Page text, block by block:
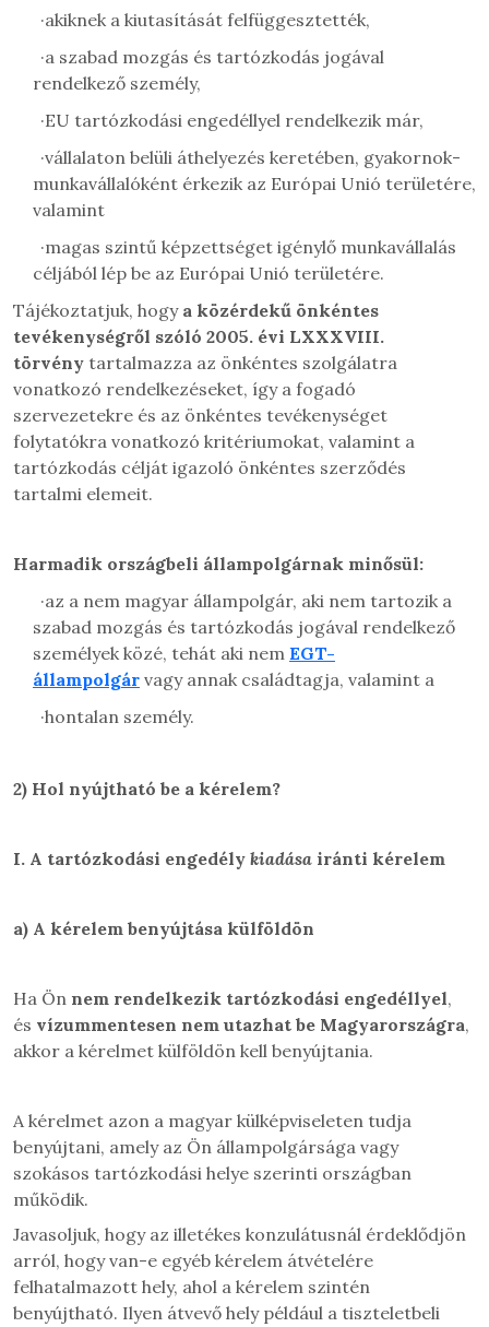
·akiknek a kiutasítását felfüggesztették,
·a szabad mozgás és tartózkodás jogával
rendelkező személy,
·EU tartózkodási engedéllyel rendelkezik már,
·vállalaton belüli áthelyezés keretében, gyakornok-
munkavállalóként érkezik az Európai Unió területére,
valamint
·magas szintű képzettséget igénylő munkavállalás
céljából lép be az Európai Unió területére.
Tájékoztatjuk, hogy a közérdekű önkéntes
tevékenységről szóló 2005. évi LXXXVIII.
törvény tartalmazza az önkéntes szolgálatra
vonatkozó rendelkezéseket, így a fogadó
szervezetekre és az önkéntes tevékenységet
folytatókra vonatkozó kritériumokat, valamint a
tartózkodás célját igazoló önkéntes szerződés
tartalmi elemeit.
Harmadik országbeli állampolgárnak minősül:
·az a nem magyar állampolgár, aki nem tartozik a
szabad mozgás és tartózkodás jogával rendelkező
személyek közé, tehát aki nem EGT-
állampolgár vagy annak családtagja, valamint a
·hontalan személy.
2) Hol nyújtható be a kérelem?
I. A tartózkodási engedély kiadása iránti kérelem
a) A kérelem benyújtása külföldön
Ha Ön nem rendelkezik tartózkodási engedéllyel,
és vízummentesen nem utazhat be Magyarországra,
akkor a kérelmet külföldön kell benyújtania.
A kérelmet azon a magyar külképviseleten tudja
benyújtani, amely az Ön állampolgársága vagy
szokásos tartózkodási helye szerinti országban
működik.
Javasoljuk, hogy az illetékes konzulátusnál érdeklődjön
arról, hogy van-e egyéb kérelem átvételére
felhatalmazott hely, ahol a kérelem szintén
benyújtható. Ilyen átvevő hely például a tiszteletbeli